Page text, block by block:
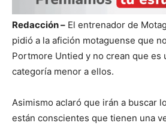
Redacción – El entrenador de
pidió a la afición motaguense que
Portmore Untied y no crean que es
categoría menor a ellos.
Asimismo aclaró que irán a buscar
están conscientes que tienen una